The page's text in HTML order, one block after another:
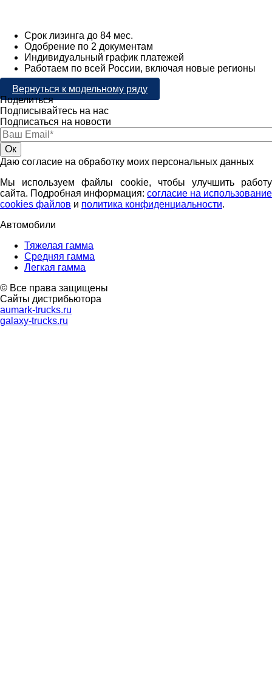
Срок лизинга до 84 мес.
Одобрение по 2 документам
Индивидуальный график платежей
Работаем по всей России, включая новые регионы
Вернуться к модельному ряду
Поделиться
Подписывайтесь на нас
Подписаться на новости
Даю согласие на обработку моих персональных данных
Мы используем файлы cookie, чтобы улучшить работу
сайта. Подробная информация: согласие на использование
cookies файлов и политика конфиденциальности.
Автомобили
Тяжелая гамма
Средняя гамма
Легкая гамма
© Все права защищены
Сайты дистрибьютора
aumark-trucks.ru
galaxy-trucks.ru